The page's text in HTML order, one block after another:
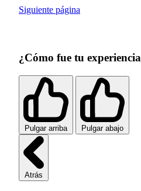
Siguiente página
¿Cómo fue tu
Pulgar arriba Pulgar abajo
Atrás